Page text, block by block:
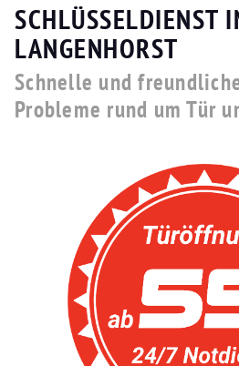
SCHLÜSSELDIENST
LANGENHORST
Schnelle und
Probleme rund um Tür